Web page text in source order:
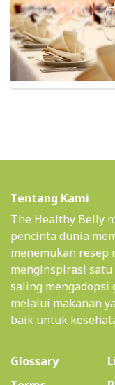
Tentang Kami
The Healthy Belly
pencinta dunia
menemukan resep
menginspirasi
saling mengadopsi
melalui makanan
baik untuk
Glossary